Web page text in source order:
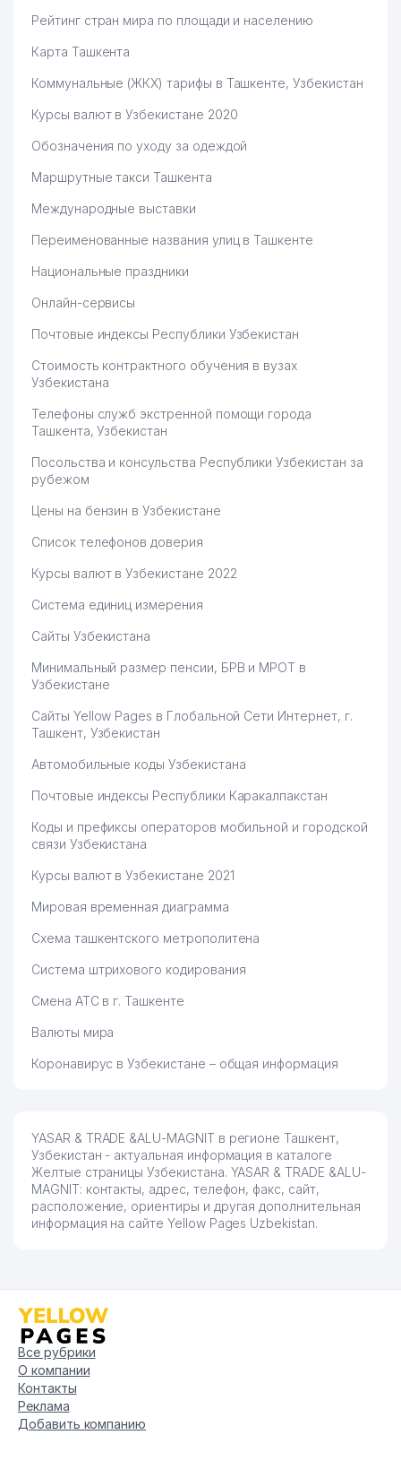
Рейтинг стран мира по площади и населению
Карта Ташкента
Коммунальные (ЖКХ) тарифы в Ташкенте, Узбекистан
Курсы валют в Узбекистане 2020
Обозначения по уходу за одеждой
Маршрутные такси Ташкента
Международные выставки
Переименованные названия улиц в Ташкенте
Национальные праздники
Онлайн-сервисы
Почтовые индексы Республики Узбекистан
Стоимость контрактного обучения в вузах
Узбекистана
Телефоны служб экстренной помощи города
Ташкента, Узбекистан
Посольства и консульства Республики Узбекистан за
рубежом
Цены на бензин в Узбекистане
Список телефонов доверия
Курсы валют в Узбекистане 2022
Система единиц измерения
Сайты Узбекистана
Минимальный размер пенсии, БРВ и МРОТ в
Узбекистане
Сайты Yellow Pages в Глобальной Сети Интернет, г.
Ташкент, Узбекистан
Автомобильные коды Узбекистана
Почтовые индексы Республики Каракалпакстан
Коды и префиксы операторов мобильной и городской
связи Узбекистана
Курсы валют в Узбекистане 2021
Мировая временная диаграмма
Схема ташкентского метрополитена
Система штрихового кодирования
Смена АТС в г. Ташкенте
Валюты мира
Коронавирус в Узбекистане – общая информация
YASAR & TRADE &ALU-MAGNIT в регионе Ташкент,
Узбекистан - актуальная информация в каталоге
Желтые страницы Узбекистана. YASAR & TRADE &ALU-
MAGNIT: контакты, адрес, телефон, факс, сайт,
расположение, ориентиры и другая дополнительная
информация на сайте Yellow Pages Uzbekistan.
Все рубрики
О компании
Контакты
Реклама
Добавить компанию